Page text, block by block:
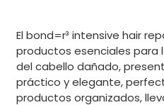
El bond=r³ intensive hair
productos esenciales para
del cabello dañado,
práctico y elegante,
productos organizados,